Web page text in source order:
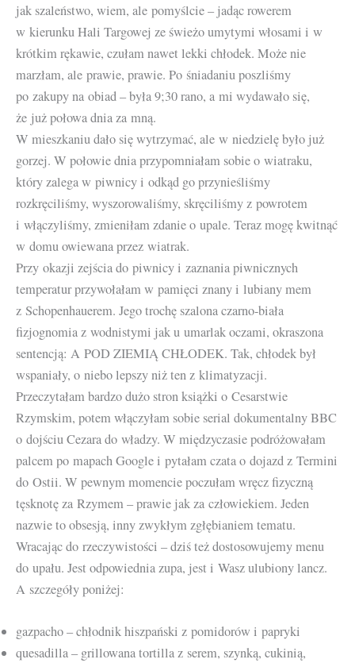
jak szaleństwo, wiem, ale pomyślcie – jadąc rowerem
w kierunku Hali Targowej ze świeżo umytymi włosami i w
krótkim rękawie, czułam nawet lekki chłodek. Może nie
marzłam, ale prawie, prawie. Po śniadaniu poszliśmy
po zakupy na obiad – była 9;30 rano, a mi wydawało się,
że już połowa dnia za mną.
W mieszkaniu dało się wytrzymać, ale w niedzielę było już
gorzej. W połowie dnia przypomniałam sobie o wiatraku,
który zalega w piwnicy i odkąd go przynieśliśmy
rozkręciliśmy, wyszorowaliśmy, skręciliśmy z powrotem
i włączyliśmy, zmieniłam zdanie o upale. Teraz mogę kwitnąć
w domu owiewana przez wiatrak.
Przy okazji zejścia do piwnicy i zaznania piwnicznych
temperatur przywołałam w pamięci znany i lubiany mem
z Schopenhauerem. Jego trochę szalona czarno-biała
fizjognomia z wodnistymi jak u umarlak oczami, okraszona
sentencją: A POD ZIEMIĄ CHŁODEK. Tak, chłodek był
wspaniały, o niebo lepszy niż ten z klimatyzacji.
Przeczytałam bardzo dużo stron książki o Cesarstwie
Rzymskim, potem włączyłam sobie serial dokumentalny BBC
o dojściu Cezara do władzy. W międzyczasie podróżowałam
palcem po mapach Google i pytałam czata o dojazd z Termini
do Ostii. W pewnym momencie poczułam wręcz fizyczną
tęsknotę za Rzymem – prawie jak za człowiekiem. Jeden
nazwie to obsesją, inny zwykłym zgłębianiem tematu.
Wracając do rzeczywistości – dziś też dostosowujemy menu
do upału. Jest odpowiednia zupa, jest i Wasz ulubiony lancz.
A szczegóły poniżej:
gazpacho – chłodnik hiszpański z pomidorów i papryki
quesadilla – grillowana tortilla z serem, szynką, cukinią,